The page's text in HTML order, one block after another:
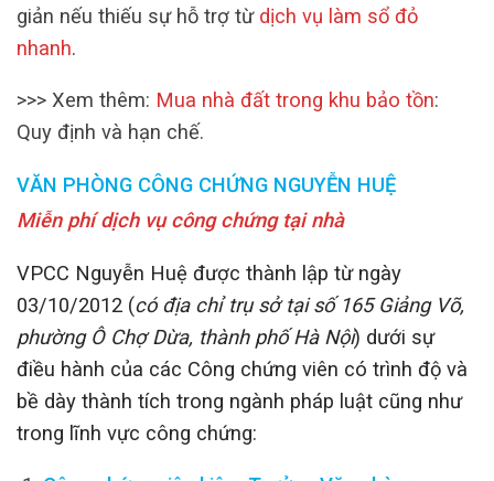
giản nếu thiếu sự hỗ trợ từ dịch vụ làm sổ đỏ
nhanh.
>>> Xem thêm: Mua nhà đất trong khu bảo tồn:
Quy định và hạn chế.
VĂN PHÒNG CÔNG CHỨNG NGUYỄN HUỆ
Miễn phí dịch vụ công chứng tại nhà
VPCC Nguyễn Huệ được thành lập từ ngày
03/10/2012 (có địa chỉ trụ sở tại số 165 Giảng Võ,
phường Ô Chợ Dừa, thành phố Hà Nội) dưới sự
điều hành của các Công chứng viên có trình độ và
bề dày thành tích trong ngành pháp luật cũng như
trong lĩnh vực công chứng: